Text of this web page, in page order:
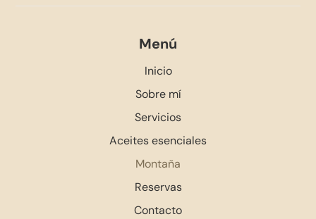
Menú
Inicio
Sobre mí
Servicios
Aceites esenciales
Montaña
Reservas
Contacto